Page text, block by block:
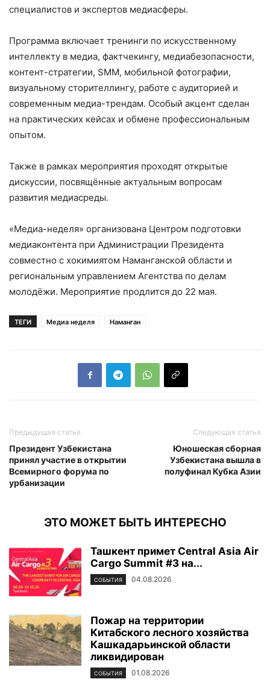
специалистов и экспертов медиасферы.
Программа включает тренинги по искусственному
интеллекту в медиа, фактчекингу, медиабезопасности,
контент-стратегии, SMM, мобильной фотографии,
визуальному сторителлингу, работе с аудиторией и
современным медиа-трендам. Особый акцент сделан
на практических кейсах и обмене профессиональным
опытом.
Также в рамках мероприятия проходят открытые
дискуссии, посвящённые актуальным вопросам
развития медиасреды.
«Медиа-неделя» организована Центром подготовки
медиаконтента при Администрации Президента
совместно с хокимиятом Наманганской области и
региональным управлением Агентства по делам
молодёжи. Мероприятие продлится до 22 мая.
ТЕГИ Медиа неделя Наманган
Предыдущая статья
Президент Узбекистана
принял участие в открытии
Всемирного форума по
урбанизации
Следующая статья
Юношеская сборная
Узбекистана вышла в
полуфинал Кубка Азии
ЭТО МОЖЕТ БЫТЬ ИНТЕРЕСНО
Ташкент примет Central Asia Air
Cargo Summit #3 на...
СОБЫТИЯ 04.08.2026
Пожар на территории
Китабского лесного хозяйства
Кашкадарьинской области
ликвидирован
СОБЫТИЯ 01.08.2026